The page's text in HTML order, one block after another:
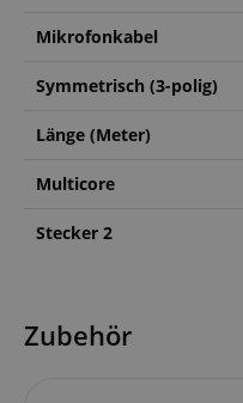
Mikrofonkabel
Symmetrisch (3-polig)
Länge (Meter)
Multicore
Stecker 2
Zubehör